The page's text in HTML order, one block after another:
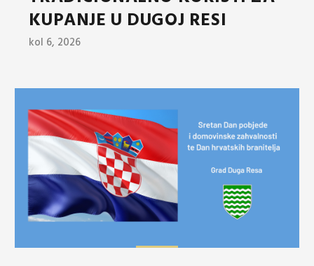
KUPANJE U DUGOJ RESI
kol 6, 2026